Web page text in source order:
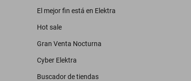
El mejor fin está en Elektra
Hot sale
Gran Venta Nocturna
Cyber Elektra
Buscador de tiendas